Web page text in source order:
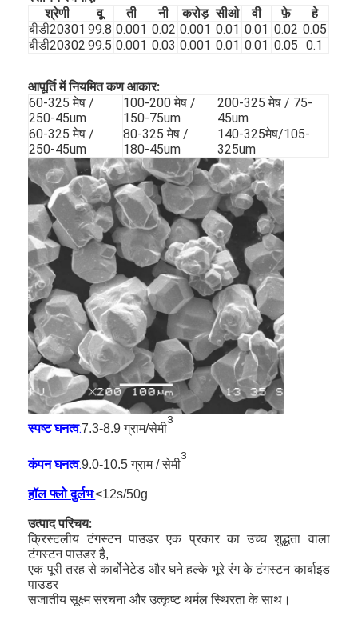
श्रेणी
वू ती नी करोड़ सीओ वी फ़े
हे
बीडी20301 99.8 0.001 0.02 0.001 0.01 0.01 0.02 0.05
बीडी20302 99.5 0.001 0.03 0.001 0.01 0.01 0.05 0.1
आपूर्ति में नियमित कण आकार:
60-325 मेष /
250-45um
100-200 मेष /
150-75um
200-325 मेष / 75-
45um
60-325 मेष /
250-45um
80-325 मेष /
180-45um
140-325मेष/105-
325um
स्पष्ट घनत्व:7.3-8.9 ग्राम/सेमी
3
कंपन घनत्व:9.0-10.5 ग्राम / सेमी
3
हॉल फ्लो दुर्लभ:<12s/50g
उत्पाद परिचय:
क्रिस्टलीय टंगस्टन पाउडर एक प्रकार का उच्च शुद्धता वाला
टंगस्टन पाउडर है,
एक पूरी तरह से कार्बोनेटेड और घने हल्के भूरे रंग के टंगस्टन कार्बाइड
पाउडर
सजातीय सूक्ष्म संरचना और उत्कृष्ट थर्मल स्थिरता के साथ।